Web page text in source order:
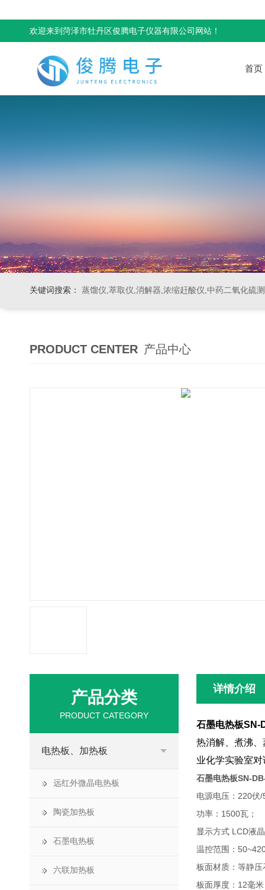
欢迎来到菏泽市牡丹区俊腾电子仪器有限公司网站！
首页
关键词搜索： 蒸馏仪,萃取仪,消解器,浓缩赶酸仪,中药二氧化硫
PRODUCT CENTER 产品中心
详情介绍
石墨电热板SN-
热消解、煮沸
业化学实验室
石墨电热板SN-
电源电压：220伏
功率：1500瓦；
显示方式 LCD液
温控范围：
板面材质：等静压
板面厚度：12毫米
产品分类
PRODUCT CATEGORY
电热板、加热板
远红外微晶电热板
陶瓷加热板
石墨电热板
六联加热板